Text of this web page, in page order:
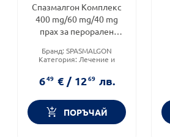
Спазмалгон Комплекс
400 mg/60 mg/40 mg
прах за перорален
Бранд:SPASMALGON
Категория: Лечение и
Форма на продукта:
649 € / 1269 лв.
ПОРЪЧАЙ